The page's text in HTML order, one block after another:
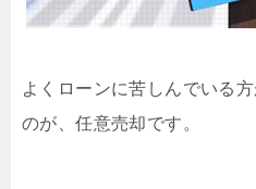
よくローンに苦しんでいる
のが、任意売却です。